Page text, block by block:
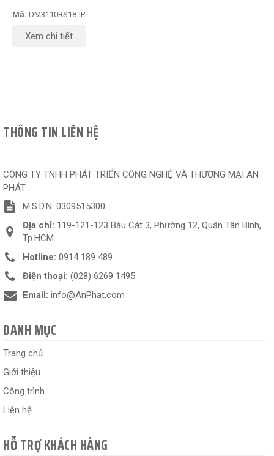
Mã: DM3110RS18-IP
Xem chi tiết
THÔNG TIN LIÊN HỆ
CÔNG TY TNHH PHÁT TRIỂN CÔNG NGHỆ VÀ THƯƠNG MẠI AN
PHÁT
M.S.D.N: 0309515300
Địa chỉ: 119-121-123 Bàu Cát 3, Phường 12, Quận Tân Bình,
Tp.HCM
Hotline: 0914 189 489
Điện thoại: (028) 6269 1495
Email: info@AnPhat.com
DANH MỤC
Trang chủ
Giới thiệu
Công trình
Liên hệ
HỖ TRỢ KHÁCH HÀNG